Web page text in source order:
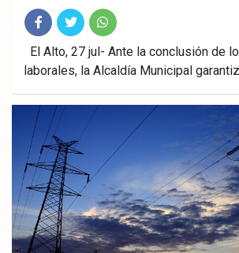
Fac
ebo
ok
Twitt
er
What
sAp
p
El Alto, 27 jul- Ante la conclusión de
laborales, la Alcaldía Municipal